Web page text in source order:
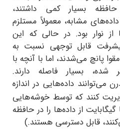
کمی داشتند،
معمولاً مستلزم
بود. در حالی که این
توجهی نسبت به
می‌شدند، اما با آنچه با
بسیار فاصله دارند.
داده‌هایی در اندازه
که توسط خوشه‌هایی
از داده‌ها را در حافظه
دسترسی هستند.)